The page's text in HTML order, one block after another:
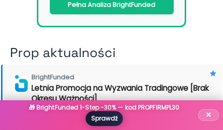
Pełna Analiza BrightFunded
Prop aktualności
BrightFunded
Letnia Promocja na Wyzwania Tradingowe [Brak
Okresu Ważności]
Funded Trading Plus
🎁 BrightFunded 1-Step -30% — kod PROPFIRMPL30
Sprawdź
×